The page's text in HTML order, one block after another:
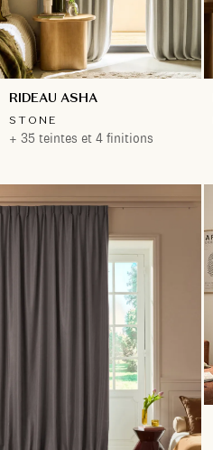
RIDEAU ASHA
STONE
+ 35 teintes et 4 finitions